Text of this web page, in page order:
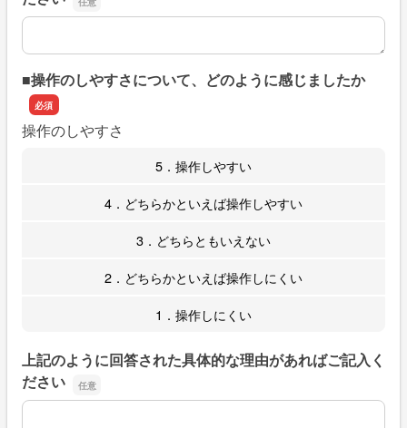
上記のように回答された具体的な理由があればご記入くだ
■操作のしやすさについて、どのように感じましたか
操作のしやすさ
5．操作しやすい
4．どちらかといえば操作しやすい
3．どちらともいえない
2．どちらかといえば操作しにくい
1．操作しにくい
上記のように回答された具体的な理由があればご記入く
ださい
上記のように回答された具体的な理由があればご記入くだ